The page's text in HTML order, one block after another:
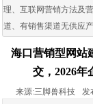
理、互联网营销方法及
道、有销售渠道无供应
海口营销型网站
交，2026年
来源:三脚兽科技 发